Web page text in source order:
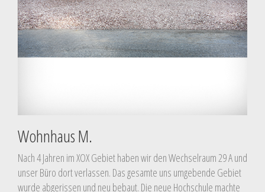
Wohnhaus M.
Nach 4 Jahren im XOX Gebiet haben wir den Wechselraum 29 A und
unser Büro dort verlassen. Das gesamte uns umgebende Gebiet
wurde abgerissen und neu bebaut. Die neue Hochschule machte